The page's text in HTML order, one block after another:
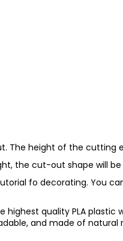
The height of the cutting
the cut-out shape will
fo decorating. You
highest quality PLA plastic
and made of natural